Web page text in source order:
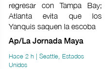
regresar con Tampa Bay;
Atlanta evita que los
Yanquis saquen la escoba
Ap/La Jornada Maya
Hace 2 h | Seattle, Estados
Unidos